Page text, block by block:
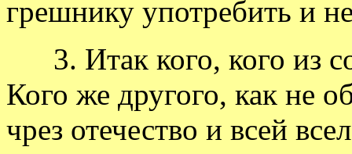
грешнику употребить и
3. Итак кого, кого из
Кого же другого, как не
чрез отечество и всей